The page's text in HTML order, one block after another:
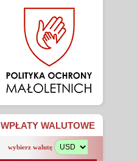
WPŁATY WALUTOWE
wybierz walutę